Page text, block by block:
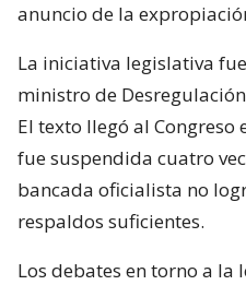
anuncio de la
La iniciativa legislativa
ministro de
El texto llegó al Congreso
fue suspendida cuatro
bancada oficialista no
respaldos suficientes.
Los debates en torno a